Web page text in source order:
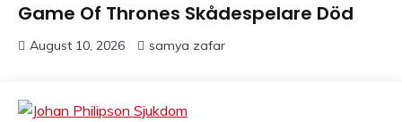
Game Of Thrones Skådespelare Död
August 10, 2026 samya zafar